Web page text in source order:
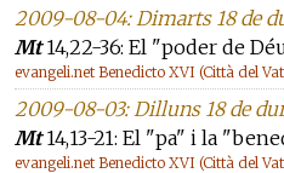
2009-08-04: Dimarts 18 de
Mt14,22-36: El "poder de
evangeli.net Benedicto XVI (Città del
2009-08-03: Dilluns 18 de
Mt14,13-21: El "pa" i la
evangeli.net Benedicto XVI (Città del